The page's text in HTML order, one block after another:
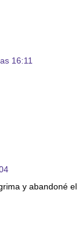
16:11
y abandoné el